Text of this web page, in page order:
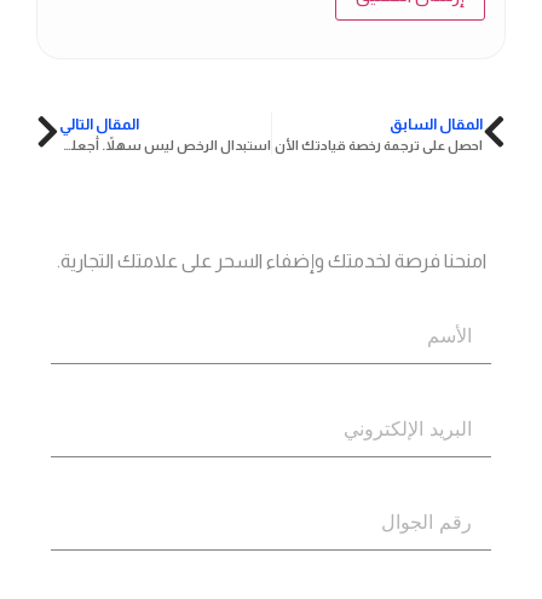
امنحنا فرصة لخدمتك وإضفاء السحر على علامتك التجارية.
المقال السابق
احصل على ترجمة رخصة قيادتك الأن
المقال التالي